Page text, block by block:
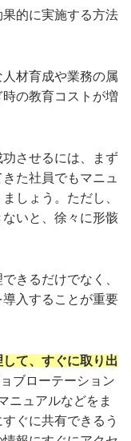
的に実施する方法
材育成や業務の属
の教育コストが増
させるには、まず
た社員でもマニュ
しょう。ただし、
いと、徐々に形骸
きるだけでなく、
入することが重要
て、すぐに取り出
ブローテーション
ニュアルなどをま
ぐに共有できるう